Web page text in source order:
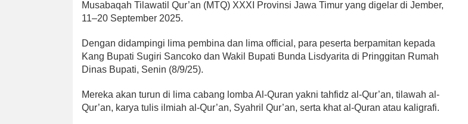
Musabaqah Tilawatil Qur’an (MTQ) XXXI Provinsi Jawa Timur yang digelar di Jember,
11–20 September 2025.
Dengan didampingi lima pembina dan lima official, para peserta berpamitan kepada
Kang Bupati Sugiri Sancoko dan Wakil Bupati Bunda Lisdyarita di Pringgitan Rumah
Dinas Bupati, Senin (8/9/25).
Mereka akan turun di lima cabang lomba Al-Quran yakni tahfidz al-Qur’an, tilawah al-
Qur’an, karya tulis ilmiah al-Qur’an, Syahril Qur’an, serta khat al-Quran atau kaligrafi.